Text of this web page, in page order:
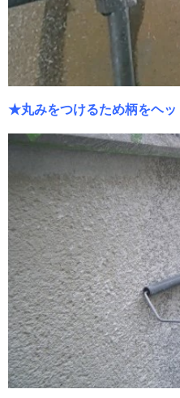
★丸みをつけるため柄をヘッ